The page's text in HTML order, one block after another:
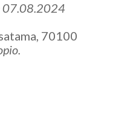
07.08.2024
70100